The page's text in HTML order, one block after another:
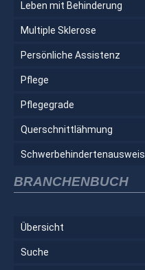
Leben mit Behinderung
Multiple Sklerose
Persönliche Assistenz
Pflege
Pflegegrade
Querschnittlähmung
Schwerbehindertenausweis
BRANCHENBUCH
Übersicht
Suche